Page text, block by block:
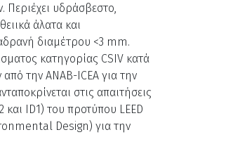
Περιέχει υδράσβεστο,
άλατα και
διαμέτρου <3 mm.
κατηγορίας CSIV κατά
την ΑNAB-ICEA για την
στις απαιτήσεις
και ID1) του προτύπου LEED
Design) για την